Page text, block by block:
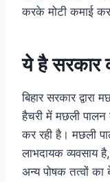
करके मोटी कमाई
ये है सरकार
बिहार सरकार
हैचरी में मछली
कर रही है। मछली
लाभदायक व्यवसाय
अन्य पोषक तत्वों का